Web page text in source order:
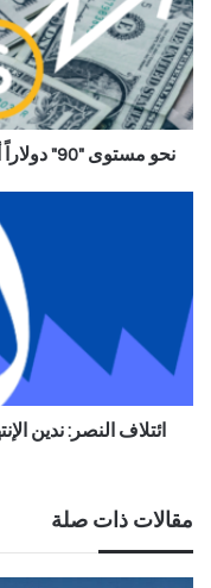
نحو مستوى "90" دولاراً أسعار النفط تعاود الأرتفاع بعد انخفاض
ائتلاف النصر: ندين
مقالات ذات صلة